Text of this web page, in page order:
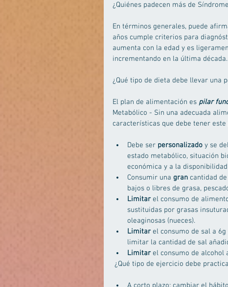
¿Quiénes padecen más de
En términos generales, puede
años cumple criterios para
aumenta con la edad y es
incrementando en la última década.
¿Qué tipo de dieta debe llevar una
El plan de alimentación es pilar
Metabólico - Sin una adecuada
características que debe tener
Debe ser personalizado y se
estado metabólico, situación
económica y a la
Consumir una gran cantidad
bajos o libres de grasa,
Limitar el consumo de
sustituidas por grasas
oleaginosas (nueces).
Limitar el consumo de sal a
limitar la cantidad de sal
Limitar el consumo de alcohol
¿Qué tipo de ejercicio debe